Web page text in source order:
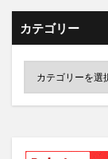
カテゴリー